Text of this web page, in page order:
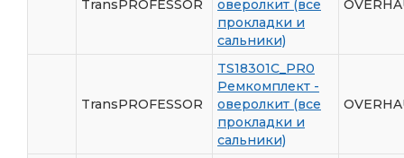
TransPROFESSOR
оверолкит (все
прокладки и
сальники)
TransPROFESSOR
TS18301C_PR0
Ремкомплект -
оверолкит (все
прокладки и
сальники)